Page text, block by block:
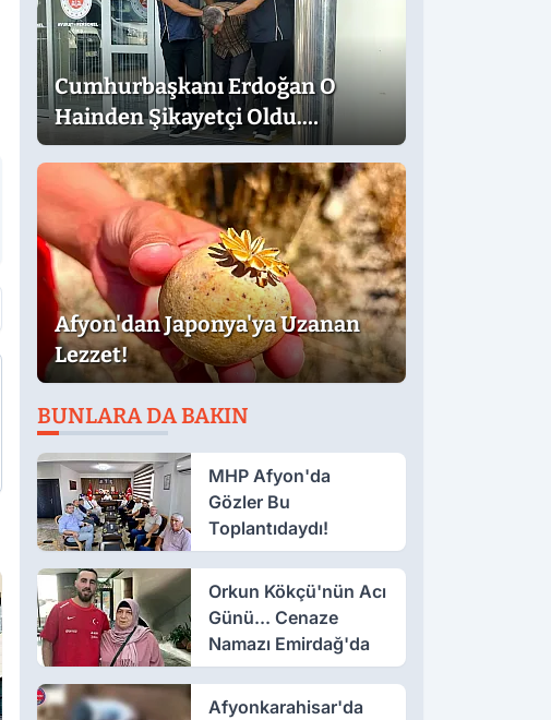
Cumhurbaşkanı Erdoğan O
Hainden Şikayetçi Oldu.
Dilekçede Dikkat Çeken İfadeler
Afyon'dan Japonya'ya Uzanan
Lezzet!
BUNLARA DA BAKIN
MHP Afyon'da
Gözler Bu
Toplantıdaydı!
Orkun Kökçü'nün Acı
Günü... Cenaze
Namazı Emirdağ'da
Afyonkarahisar'da